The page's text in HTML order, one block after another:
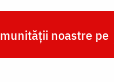
noastre pe